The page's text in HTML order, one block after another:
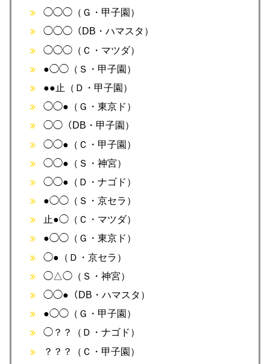
◯◯◯（Ｇ・甲子園）
◯◯◯（DB・ハマスタ）
◯◯◯（Ｃ・マツダ）
●◯◯（Ｓ・甲子園）
●●止（Ｄ・甲子園）
◯◯●（Ｇ・東京ド）
◯◯（DB・甲子園）
◯◯●（Ｃ・甲子園）
◯◯●（Ｓ・神宮）
◯◯●（Ｄ・ナゴド）
●◯◯（Ｓ・京セラ）
止●◯（Ｃ・マツダ）
●◯◯（Ｇ・東京ド）
◯●（Ｄ・京セラ）
◯△◯（Ｓ・神宮）
◯◯●（DB・ハマスタ）
●◯◯（Ｇ・甲子園）
◯？？（Ｄ・ナゴド）
？？？（Ｃ・甲子園）